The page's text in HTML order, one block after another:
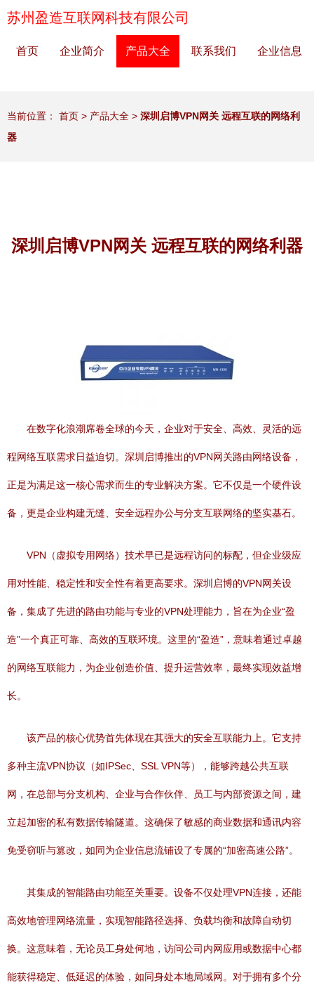
苏州盈造互联网科技有限公司
首页 企业简介 产品大全 联系我们 企业信息
当前位置： 首页 > 产品大全 > 深圳启博VPN网关 远程互联的网络利
器
深圳启博VPN网关 远程互联的网络利器
在数字化浪潮席卷全球的今天，企业对于安全、高效、灵活的远
程网络互联需求日益迫切。深圳启博推出的VPN网关路由网络设备，
正是为满足这一核心需求而生的专业解决方案。它不仅是一个硬件设
备，更是企业构建无缝、安全远程办公与分支互联网络的坚实基石。
VPN（虚拟专用网络）技术早已是远程访问的标配，但企业级应
用对性能、稳定性和安全性有着更高要求。深圳启博的VPN网关设
备，集成了先进的路由功能与专业的VPN处理能力，旨在为企业“盈
造”一个真正可靠、高效的互联环境。这里的“盈造”，意味着通过卓越
的网络互联能力，为企业创造价值、提升运营效率，最终实现效益增
长。
该产品的核心优势首先体现在其强大的安全互联能力上。它支持
多种主流VPN协议（如IPSec、SSL VPN等），能够跨越公共互联
网，在总部与分支机构、企业与合作伙伴、员工与内部资源之间，建
立起加密的私有数据传输隧道。这确保了敏感的商业数据和通讯内容
免受窃听与篡改，如同为企业信息流铺设了专属的“加密高速公路”。
其集成的智能路由功能至关重要。设备不仅处理VPN连接，还能
高效地管理网络流量，实现智能路径选择、负载均衡和故障自动切
换。这意味着，无论员工身处何地，访问公司内网应用或数据中心都
能获得稳定、低延迟的体验，如同身处本地局域网。对于拥有多个分